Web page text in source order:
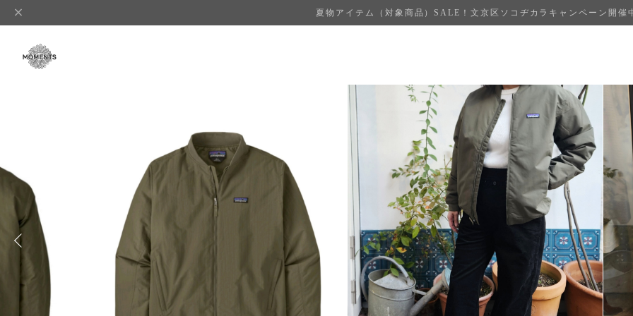
夏物アイテム（対象商品）SALE！文京区ソコヂカラキャンペーン開催